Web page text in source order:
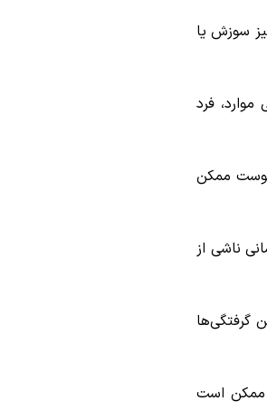
سوزش یا
فرد
پوست ممکن
ناشی از
گرفتگی‌ها
ممکن است